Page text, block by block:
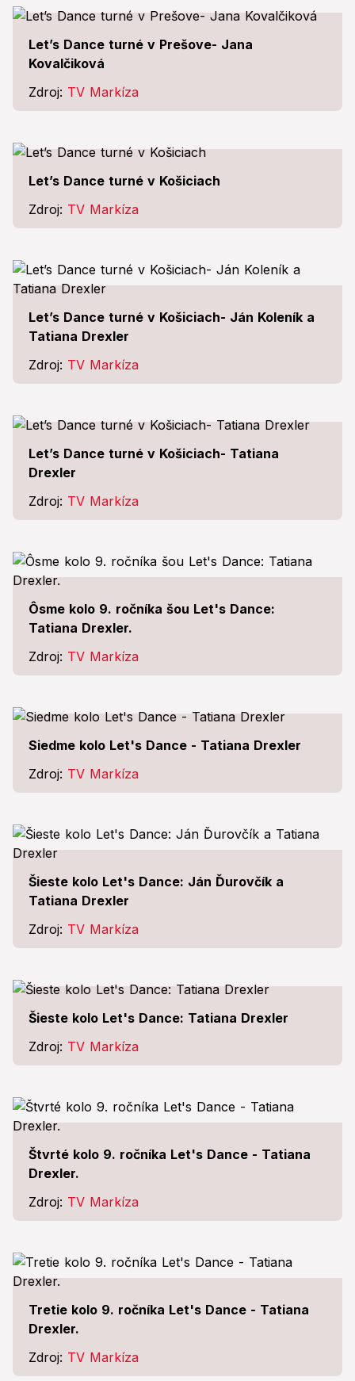
Let’s Dance turné v Prešove- Jana
Kovalčiková
Zdroj: TV Markíza
Let’s Dance turné v Košiciach
Zdroj: TV Markíza
Let’s Dance turné v Košiciach- Ján Koleník a
Tatiana Drexler
Zdroj: TV Markíza
Let’s Dance turné v Košiciach- Tatiana
Drexler
Zdroj: TV Markíza
Ôsme kolo 9. ročníka šou Let's Dance:
Tatiana Drexler.
Zdroj: TV Markíza
Siedme kolo Let's Dance - Tatiana Drexler
Zdroj: TV Markíza
Šieste kolo Let's Dance: Ján Ďurovčík a
Tatiana Drexler
Zdroj: TV Markíza
Šieste kolo Let's Dance: Tatiana Drexler
Zdroj: TV Markíza
Štvrté kolo 9. ročníka Let's Dance - Tatiana
Drexler.
Zdroj: TV Markíza
Tretie kolo 9. ročníka Let's Dance - Tatiana
Drexler.
Zdroj: TV Markíza